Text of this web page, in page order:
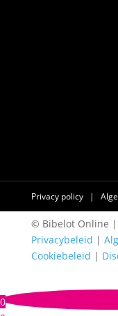
Privacy policy |
© Bibelot Online |
Privacybeleid |
Cookiebeleid |
0